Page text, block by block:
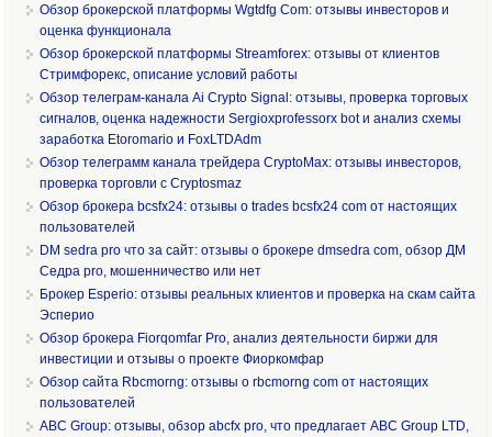
Обзор брокерской платформы Wgtdfg Com: отзывы инвесторов и
оценка функционала
Обзор брокерской платформы Streamforex: отзывы от клиентов
Стримфорекс, описание условий работы
Обзор телеграм-канала Ai Crypto Signal: отзывы, проверка торговых
сигналов, оценка надежности Sergioxprofessorx bot и анализ схемы
заработка Etoromario и FoxLTDAdm
Обзор телеграмм канала трейдера CryptoMax: отзывы инвесторов,
проверка торговли с Cryptosmaz
Обзор брокера bcsfx24: отзывы о trades bcsfx24 com от настоящих
пользователей
DM sedra pro что за сайт: отзывы о брокере dmsedra com, обзор ДМ
Седра pro, мошенничество или нет
Брокер Esperio: отзывы реальных клиентов и проверка на скам сайта
Эсперио
Обзор брокера Fiorqomfar Pro, анализ деятельности биржи для
инвестиции и отзывы о проекте Фиоркомфар
Обзор сайта Rbcmorng: отзывы о rbcmorng com от настоящих
пользователей
ABC Group: отзывы, обзор abcfx pro, что предлагает ABC Group LTD,